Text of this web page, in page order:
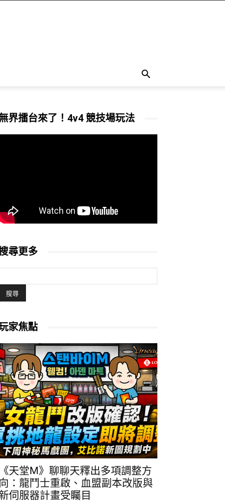
界擂台來了！4v4 競技場玩法
尋更多
家焦點
《天堂M》聊聊天釋出多項調整方
向：龍鬥士重啟、血盟副本改版與
伺服器計畫受矚目